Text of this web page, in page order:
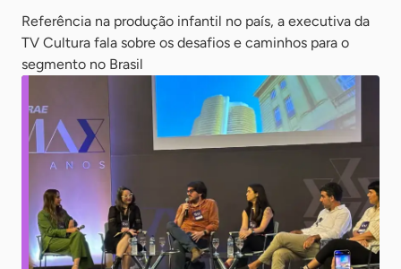
Referência na produção infantil no país, a executiva da
TV Cultura fala sobre os desafios e caminhos para o
segmento no Brasil